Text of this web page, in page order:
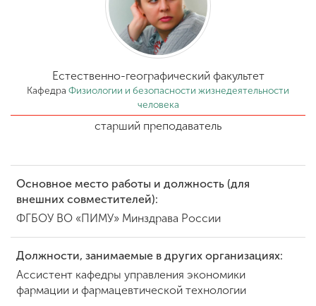
Обучение
Наука
Другие виды
деятельности
Студенческая жизнь
Естественно-географический факультет
Кафедра Физиологии и безопасности жизнедеятельности
человека
старший преподаватель
Основное место работы и должность (для
внешних совместителей):
ФГБОУ ВО «ПИМУ» Минздрава России
Должности, занимаемые в других организациях:
Ассистент кафедры управления экономики
фармации и фармацевтической технологии